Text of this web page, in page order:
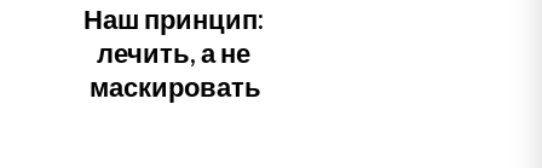
Наш принцип:
лечить, а не
маскировать